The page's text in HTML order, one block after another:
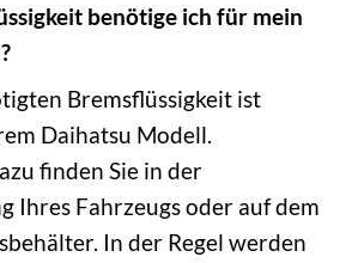
benötige ich für mein
Bremsflüssigkeit ist
Daihatsu Modell.
finden Sie in der
Ihres Fahrzeugs oder auf dem
In der Regel werden